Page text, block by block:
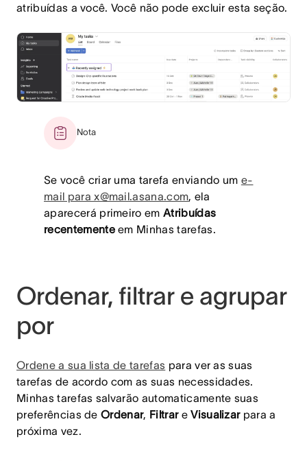
atribuídas a você. Você não pode excluir esta seção.
Nota
Se você criar uma tarefa enviando um e-
mail para x@mail.asana.com, ela
aparecerá primeiro emAtribuídas
recentementeem Minhas tarefas.
Ordenar, filtrar e agrupar
por
Ordene a sua lista de tarefas para ver as suas
tarefas de acordo com as suas necessidades.
Minhas tarefas salvarão automaticamente suas
preferências deOrdenar, FiltrareVisualizarpara a
próxima vez.